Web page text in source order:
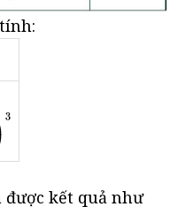
kết quả như